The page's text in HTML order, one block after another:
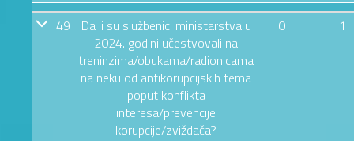
49
Da li su službenici ministarstva u
2024. godini učestvovali na
treninzima/obukama/radionicama
na neku od antikorupcijskih tema
poput konflikta
interesa/prevencije
korupcije/zviždača?
0 1